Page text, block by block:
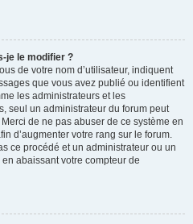
je le modifier ?
de votre nom d’utilisateur, indiquent
que vous avez publié ou identifient
les administrateurs et les
seul un administrateur du forum peut
de ne pas abuser de ce système en
d’augmenter votre rang sur le forum.
ce procédé et un administrateur ou un
abaissant votre compteur de